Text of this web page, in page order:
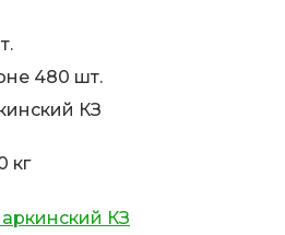
480 шт.
КЗ
кг
КЗ